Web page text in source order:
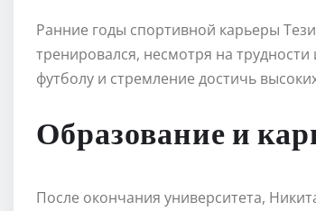
Ранние годы спортивной карьеры
тренировался, несмотря на
футболу и стремление достичь
Образование и
После окончания университета,